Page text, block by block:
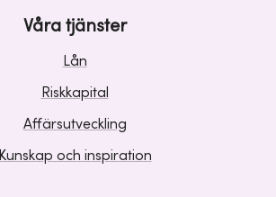
Våra tjänster
Lån
Riskkapital
Affärsutveckling
Kunskap och inspiration